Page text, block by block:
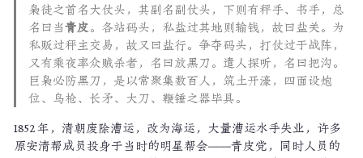
枭徒之首名大仗头，其副名副仗头，下则有秤手、书手，总
名曰当 青皮 。各站码头，私盐过其地则输钱，故曰盐关。为
私贩过秤主交易，故又曰盐行。争夺码头，打仗过于战阵，
又有乘夜率众贼杀者，名曰放黑刀。遣人探听，名曰把沟。
巨枭必防黑刀，是以常聚集数百人，筑土开濠，四面设炮
位、鸟枪、长矛、大刀、鞭锤之器毕具。
1852 年，清朝废除漕运，改为海运，大量漕运水手失业，许多
原安清帮成员投身于当时的明星帮会——青皮党，同时人员的